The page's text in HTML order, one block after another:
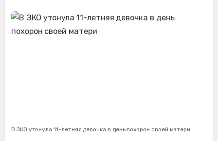
В ЗКО утонула 11-летняя девочка в день похорон своей матери